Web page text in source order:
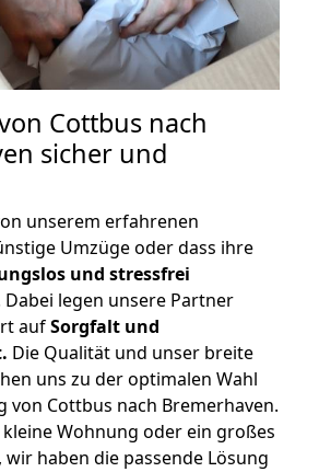
Cottbus nach
sicher und
unserem erfahrenen
Umzüge oder dass ihre
und stressfrei
legen unsere Partner
aufSorgfalt und
Die Qualität und unser breite
uns zu der optimalen Wahl
von Cottbus nach Bremerhaven.
kleine Wohnung oder ein großes
wir haben die passende Lösung